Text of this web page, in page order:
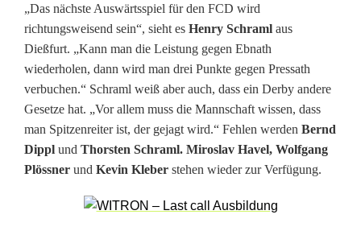
s
i
e
g
e
n
„Das nächste Auswärtsspiel für den FCD wird
richtungsweisend sein“, sieht es Henry Schraml aus
Dießfurt. „Kann man die Leistung gegen Ebnath
wiederholen, dann wird man drei Punkte gegen Pressath
verbuchen.“ Schraml weiß aber auch, dass ein Derby andere
Gesetze hat. „Vor allem muss die Mannschaft wissen, dass
man Spitzenreiter ist, der gejagt wird.“ Fehlen werden Bernd
Dippl und Thorsten Schraml. Miroslav Havel, Wolfgang
Plössner und Kevin Kleber stehen wieder zur Verfügung.